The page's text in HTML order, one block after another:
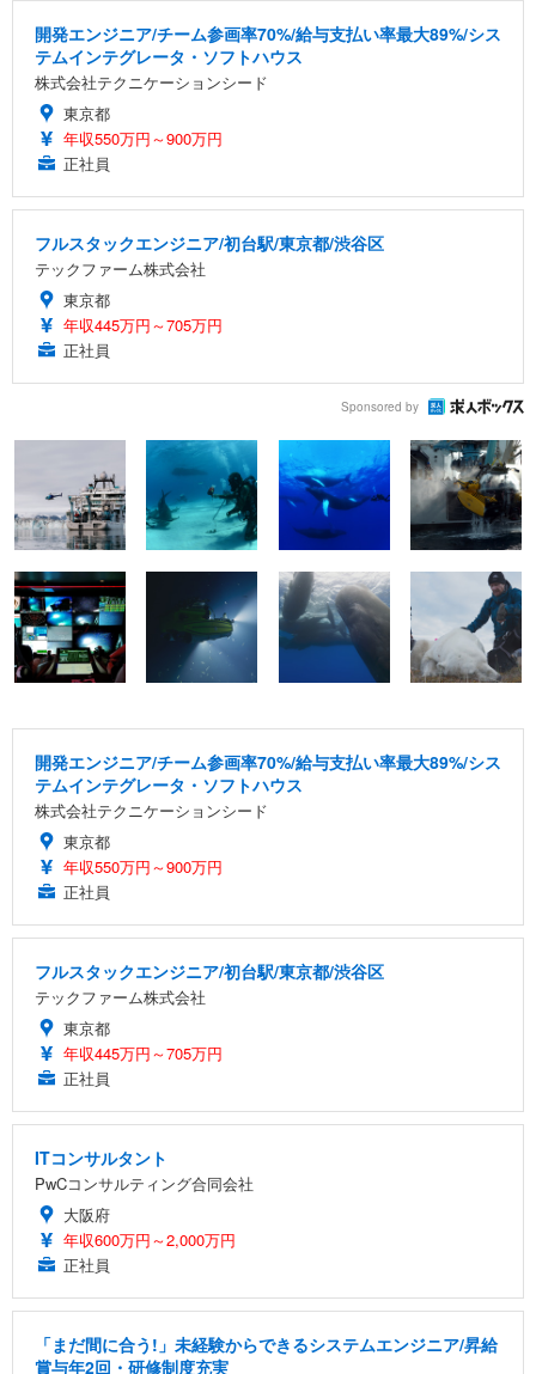
開発エンジニア/チーム参画率70%/給与支払い率最大89%/シス
テムインテグレータ・ソフトハウス
株式会社テクニケーションシード
東京都
年収550万円～900万円
正社員
フルスタックエンジニア/初台駅/東京都/渋谷区
テックファーム株式会社
東京都
年収445万円～705万円
正社員
Sponsored by
開発エンジニア/チーム参画率70%/給与支払い率最大89%/シス
テムインテグレータ・ソフトハウス
株式会社テクニケーションシード
東京都
年収550万円～900万円
正社員
フルスタックエンジニア/初台駅/東京都/渋谷区
テックファーム株式会社
東京都
年収445万円～705万円
正社員
ITコンサルタント
PwCコンサルティング合同会社
大阪府
年収600万円～2,000万円
正社員
「まだ間に合う!」未経験からできるシステムエンジニア/昇給
賞与年2回・研修制度充実